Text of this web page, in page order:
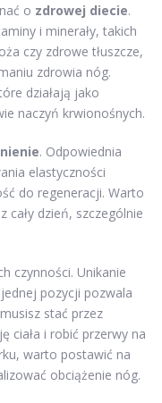
o zdrowej diecie.
i minerały, takich
czy zdrowe tłuszcze,
zdrowia nóg.
działają jako
naczyń krwionośnych.
. Odpowiednia
elastyczności
do regeneracji. Warto
cały dzień, szczególnie
czynności. Unikanie
pozycji pozwala
stać przez
ciała i robić przerwy na
warto postawić na
obciążenie nóg.